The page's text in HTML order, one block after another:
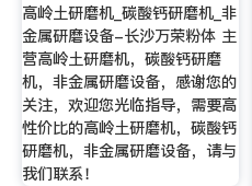
高岭土研磨机_碳酸钙研磨机_非
金属研磨设备-长沙万荣粉体 主
营高岭土研磨机，碳酸钙研磨
机，非金属研磨设备，感谢您的
关注，欢迎您光临指导，需要高
性价比的高岭土研磨机，碳酸钙
研磨机，非金属研磨设备，请与
我们联系！